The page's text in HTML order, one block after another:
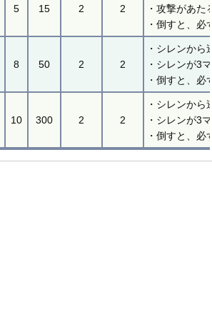
5 15 2 2
・攻撃があた
・倒すと、
8 50 2 2
・シレンから
・シレンが3
・倒すと、必
10 300 2 2
・シレンから
・シレンが3
・倒すと、必